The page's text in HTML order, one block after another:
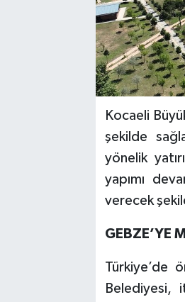
Kocaeli
şekilde
yönelik
yapımı
verecek
GEBZE’YE
Türkiye’de
Belediyesi,